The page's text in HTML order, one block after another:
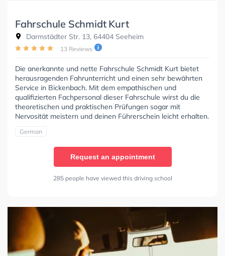
Fahrschule Schmidt Kurt
Darmstädter Str. 13, 64404 Seeheim
13 Reviews
Die anerkannte und nette Fahrschule Schmidt Kurt bietet
herausragenden Fahrunterricht und einen sehr bewährten
Service in Bickenbach. Mit dem empathischen und
qualifizierten Fachpersonal dieser Fahrschule wirst du die
theoretischen und praktischen Prüfungen sogar mit
Nervosität meistern und deinen Führerschein leicht erhalten.
German
Request an appointment
285 people have viewed this driving school